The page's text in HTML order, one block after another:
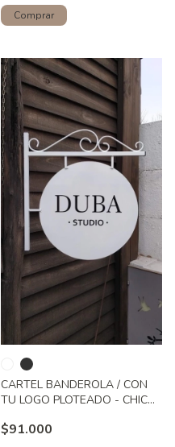
CARTEL BANDEROLA / CON
TU LOGO PLOTEADO - CHICO
$91.000